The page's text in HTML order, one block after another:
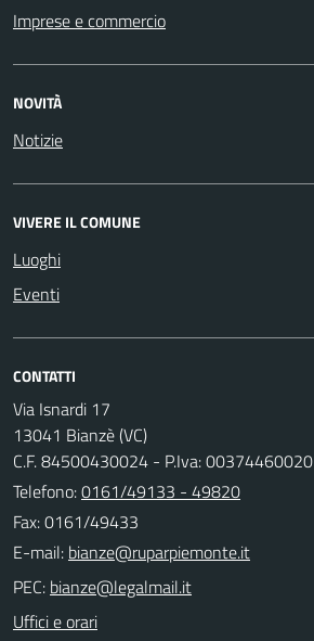
Imprese e commercio
NOVITÀ
Notizie
VIVERE IL COMUNE
Luoghi
Eventi
CONTATTI
Via Isnardi 17
13041 Bianzè (VC)
C.F. 84500430024 - P.Iva: 00374460020
Telefono:0161/49133 - 49820
Fax: 0161/49433
E-mail:
PEC:
Uffici e orari